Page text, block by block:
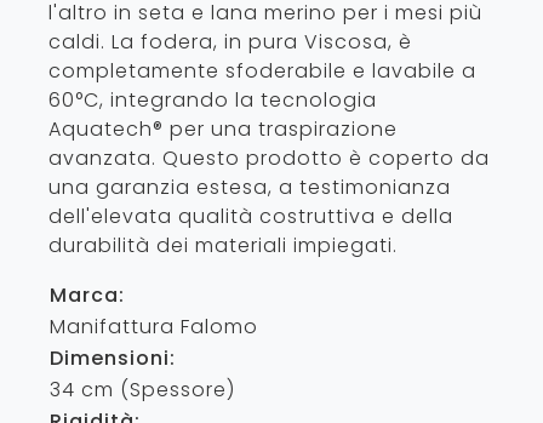
l'altro in seta e lana merino per i mesi più
caldi. La fodera, in pura Viscosa, è
completamente sfoderabile e lavabile a
60°C, integrando la tecnologia
Aquatech® per una traspirazione
avanzata. Questo prodotto è coperto da
una garanzia estesa, a testimonianza
dell'elevata qualità costruttiva e della
durabilità dei materiali impiegati.
Marca:
Manifattura Falomo
Dimensioni:
34 cm (Spessore)